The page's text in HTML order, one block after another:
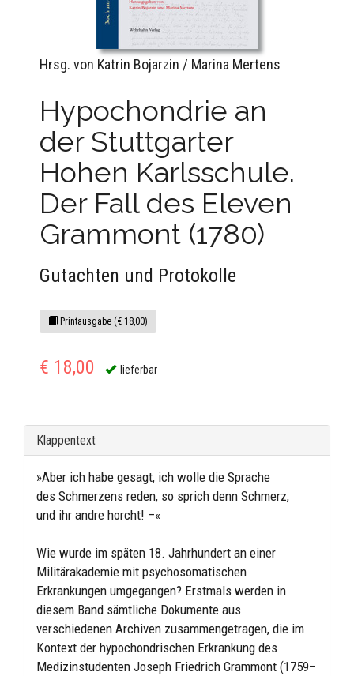
Hrsg. von Katrin Bojarzin / Marina Mertens
Hypochondrie an
der Stuttgarter
Hohen Karlsschule.
Der Fall des Eleven
Grammont (1780)
Gutachten und Protokolle
Printausgabe (€ 18,00)
€ 18,00 lieferbar
Klappentext
»Aber ich habe gesagt, ich wolle die Sprache
des Schmerzens reden, so sprich denn Schmerz,
und ihr andre horcht! –«
Wie wurde im späten 18. Jahrhundert an einer
Militärakademie mit psychosomatischen
Erkrankungen umgegangen? Erstmals werden in
diesem Band sämtliche Dokumente aus
verschiedenen Archiven zusammengetragen, die im
Kontext der hypochondrischen Erkrankung des
Medizinstudenten Joseph Friedrich Grammont (1759–